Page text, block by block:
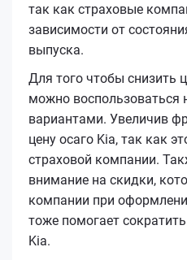
так как страховые
зависимости от
выпуска.
Для того чтобы снизить
можно воспользоваться
вариантами. Увеличив
цену осаго Kia, так как
страховой компании.
внимание на скидки,
компании при
тоже помогает
Kia.